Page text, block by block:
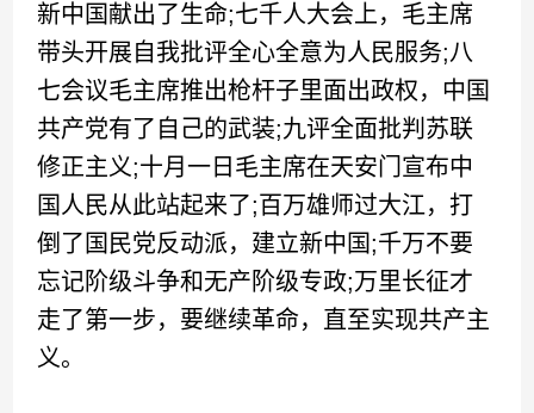
新中国献出了生命;七千人大会上，毛主席
带头开展自我批评全心全意为人民服务;八
七会议毛主席推出枪杆子里面出政权，中国
共产党有了自己的武装;九评全面批判苏联
修正主义;十月一日毛主席在天安门宣布中
国人民从此站起来了;百万雄师过大江，打
倒了国民党反动派，建立新中国;千万不要
忘记阶级斗争和无产阶级专政;万里长征才
走了第一步，要继续革命，直至实现共产主
义。